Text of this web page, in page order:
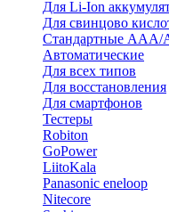
Для Li-Ion
Для свинцово
Стандартные
Автоматические
Для всех типов
Для восстановления
Для смартфонов
Тестеры
Robiton
GoPower
LiitoKala
Panasonic eneloop
Nitecore